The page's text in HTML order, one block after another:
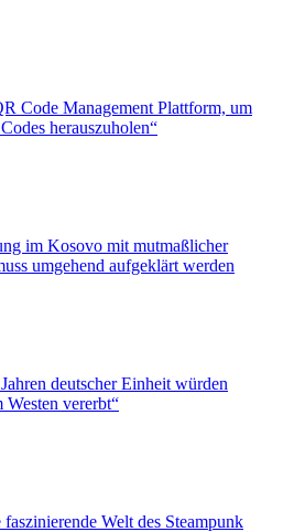
Code Management Plattform, um
herauszuholen“
im Kosovo mit mutmaßlicher
umgehend aufgeklärt werden
deutscher Einheit würden
Westen vererbt“
Welt des Steampunk